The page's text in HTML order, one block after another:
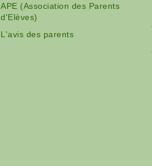
APE (Association des Parents
d'Elèves)
L'avis des parents